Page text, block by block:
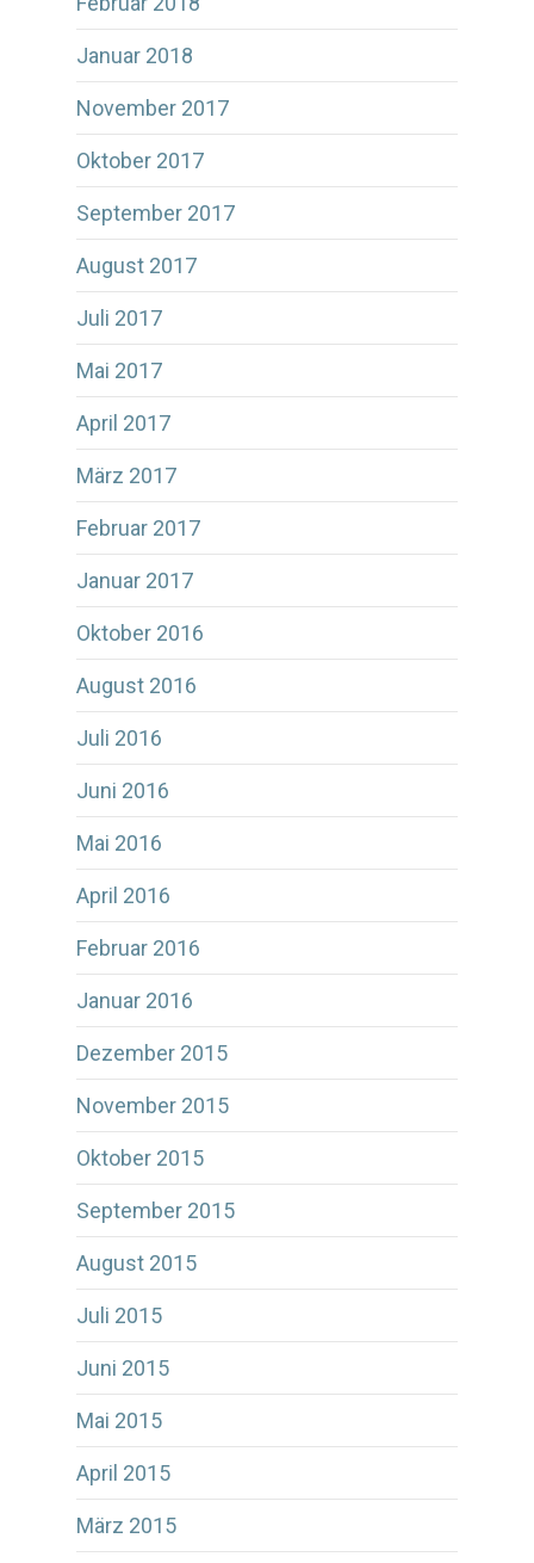
Januar 2018
November 2017
Oktober 2017
September 2017
August 2017
Juli 2017
Mai 2017
April 2017
März 2017
Februar 2017
Januar 2017
Oktober 2016
August 2016
Juli 2016
Juni 2016
Mai 2016
April 2016
Februar 2016
Januar 2016
Dezember 2015
November 2015
Oktober 2015
September 2015
August 2015
Juli 2015
Juni 2015
Mai 2015
April 2015
März 2015